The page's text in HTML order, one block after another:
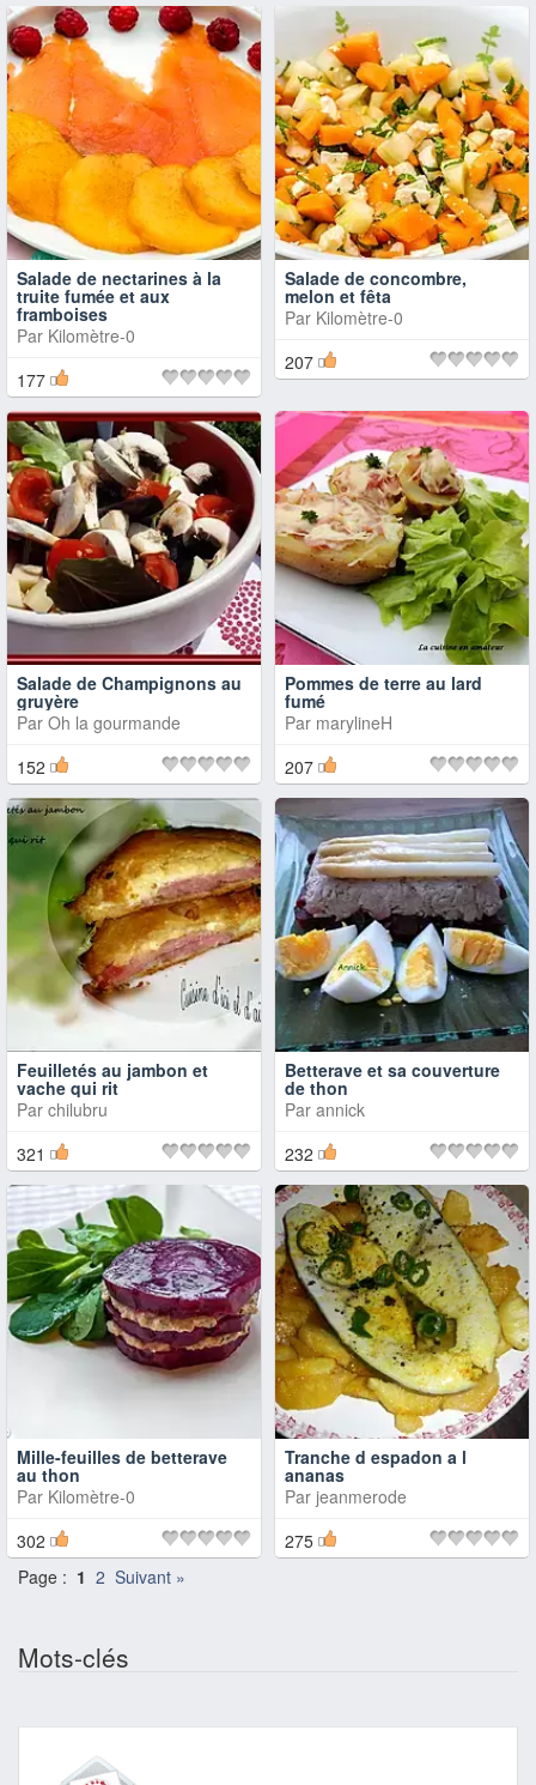
Salade de nectarines à la
truite fumée et aux
framboises
Par Kilomètre-0
177
Salade de concombre,
melon et fêta
Par Kilomètre-0
207
Salade de Champignons au
gruyère
Par Oh la gourmande
152
Pommes de terre au lard
fumé
Par marylineH
207
Feuilletés au jambon et
vache qui rit
Par chilubru
321
Betterave et sa couverture
de thon
Par annick
232
Mille-feuilles de betterave
au thon
Par Kilomètre-0
302
Tranche d espadon a l
ananas
Par jeanmerode
275
Page : 1 2 Suivant »
Mots-clés